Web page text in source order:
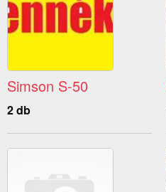
Simson S-50
2 db